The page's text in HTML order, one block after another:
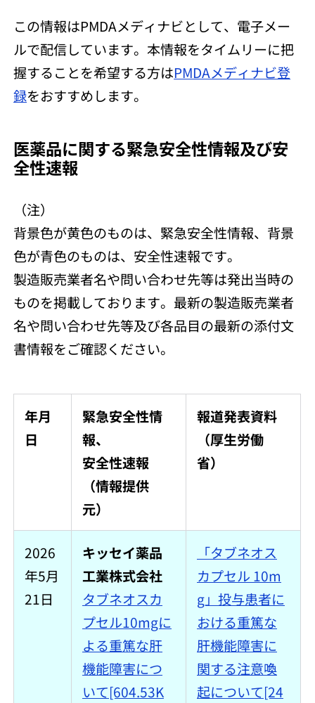
この情報はPMDAメディナビとして、電子メー
ルで配信しています。本情報をタイムリーに把
握することを希望する方はPMDAメディナビ登
録をおすすめします。
医薬品に関する緊急安全性情報及び安
全性速報
（注）
背景色が黄色のものは、緊急安全性情報、背景
色が青色のものは、安全性速報です。
製造販売業者名や問い合わせ先等は発出当時の
ものを掲載しております。最新の製造販売業者
名や問い合わせ先等及び各品目の最新の添付文
書情報をご確認ください。
年月
日
緊急安全性情
報、
安全性速報
（情報提供
元）
報道発表資料
（厚生労働
省）
2026
年5月
21日
キッセイ薬品
工業株式会社
タブネオスカ
プセル10mgに
よる重篤な肝
機能障害につ
いて[604.53K
「タブネオス
カプセル 10m
g」投与患者に
おける重篤な
肝機能障害に
関する注意喚
起について[24